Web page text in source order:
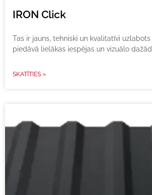
IRON Click
Tas ir jauns, tehniski un kvalitatīvi
piedāvā lielākas iespējas un vizuālo
SKATĪTIES »